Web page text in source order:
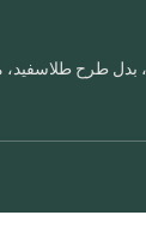
بدل طرح طلاسفید،